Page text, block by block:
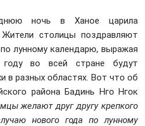
ночь в Ханое царила
Жители столицы поздравляют
лунному календарю, выражая
во всей стране будут
в разных областях. Вот что об
района Бадинь Нго Нгок
желают друг другу крепкого
нового года по лунному